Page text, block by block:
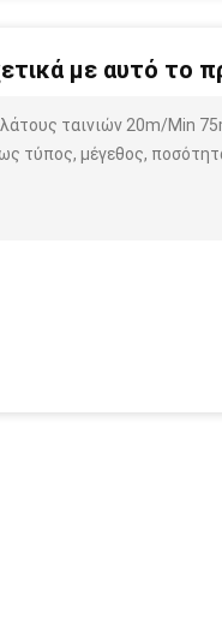
με αυτό το
ταινιών 20m/Min
τύπος, μέγεθος,